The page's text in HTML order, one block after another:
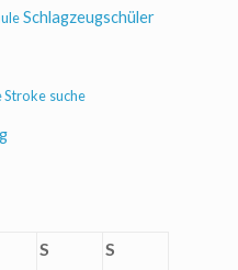
Schlagzeugschüler
Stroke suche
S S